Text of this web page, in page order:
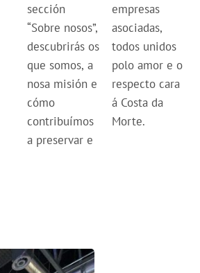
sección
“Sobre nosos”,
descubrirás os
que somos, a
nosa misión e
cómo
contribuímos
a preservar e
empresas
asociadas,
todos unidos
polo amor e o
respecto cara
á Costa da
Morte.